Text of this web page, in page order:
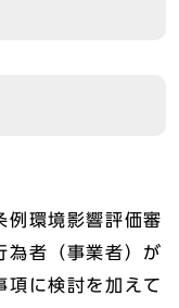
例環境影響評価審
為者（事業者）が
項に検討を加えて